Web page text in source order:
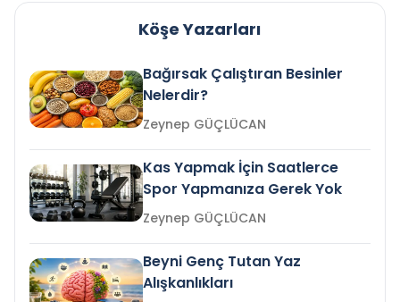
Köşe Yazarları
Bağırsak Çalıştıran Besinler
Nelerdir?
Zeynep GÜÇLÜCAN
Kas Yapmak İçin Saatlerce
Spor Yapmanıza Gerek Yok
Zeynep GÜÇLÜCAN
Beyni Genç Tutan Yaz
Alışkanlıkları